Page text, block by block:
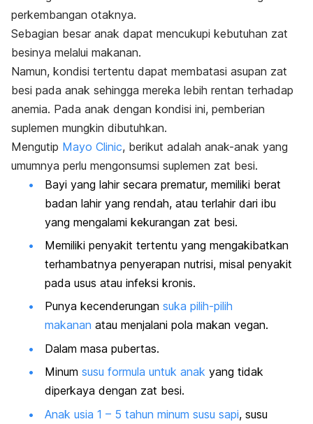
perkembangan otaknya.
Sebagian besar anak dapat mencukupi kebutuhan zat
besinya melalui makanan.
Namun, kondisi tertentu dapat membatasi asupan zat
besi pada anak sehingga mereka lebih rentan terhadap
anemia. Pada anak dengan kondisi ini, pemberian
suplemen mungkin dibutuhkan.
Mengutip Mayo Clinic, berikut adalah anak-anak yang
umumnya perlu mengonsumsi suplemen zat besi.
Bayi yang lahir secara prematur, memiliki berat
badan lahir yang rendah, atau terlahir dari ibu
yang mengalami kekurangan zat besi.
Memiliki penyakit tertentu yang mengakibatkan
terhambatnya penyerapan nutrisi, misal penyakit
pada usus atau infeksi kronis.
Punya kecenderungan suka pilih-pilih
makanan atau menjalani pola makan vegan.
Dalam masa pubertas.
Minum susu formula untuk anak yang tidak
diperkaya dengan zat besi.
Anak usia 1 – 5 tahun minum susu sapi, susu